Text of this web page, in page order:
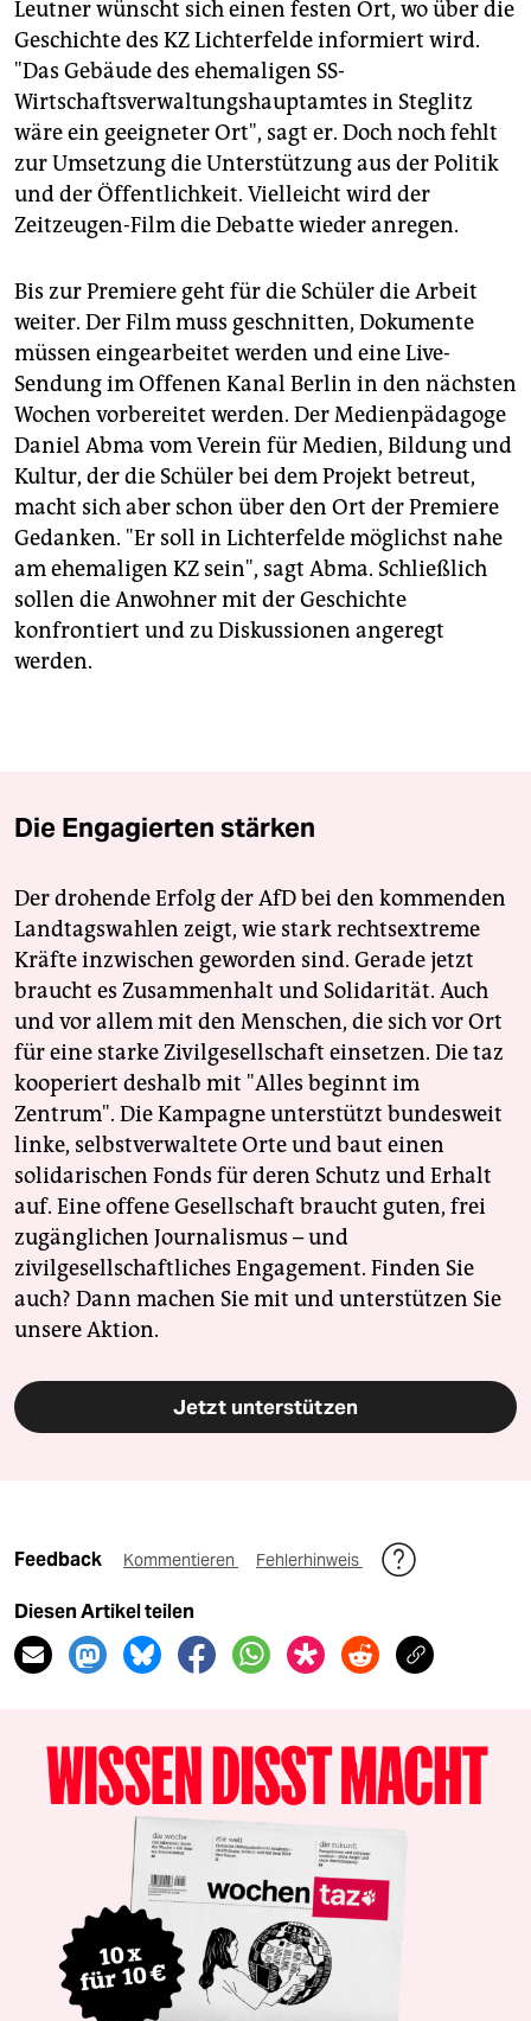
Leutner wünscht sich einen festen Ort, wo über die
Geschichte des KZ Lichterfelde informiert wird.
"Das Gebäude des ehemaligen SS-
Wirtschaftsverwaltungshauptamtes in Steglitz
wäre ein geeigneter Ort", sagt er. Doch noch fehlt
zur Umsetzung die Unterstützung aus der Politik
und der Öffentlichkeit. Vielleicht wird der
Zeitzeugen-Film die Debatte wieder anregen.
Bis zur Premiere geht für die Schüler die Arbeit
weiter. Der Film muss geschnitten, Dokumente
müssen eingearbeitet werden und eine Live-
Sendung im Offenen Kanal Berlin in den nächsten
Wochen vorbereitet werden. Der Medienpädagoge
Daniel Abma vom Verein für Medien, Bildung und
Kultur, der die Schüler bei dem Projekt betreut,
macht sich aber schon über den Ort der Premiere
Gedanken. "Er soll in Lichterfelde möglichst nahe
am ehemaligen KZ sein", sagt Abma. Schließlich
sollen die Anwohner mit der Geschichte
konfrontiert und zu Diskussionen angeregt
werden.
Die Engagierten stärken
Der drohende Erfolg der AfD bei den kommenden
Landtagswahlen zeigt, wie stark rechtsextreme
Kräfte inzwischen geworden sind. Gerade jetzt
braucht es Zusammenhalt und Solidarität. Auch
und vor allem mit den Menschen, die sich vor Ort
für eine starke Zivilgesellschaft einsetzen. Die taz
kooperiert deshalb mit "Alles beginnt im
Zentrum". Die Kampagne unterstützt bundesweit
linke, selbstverwaltete Orte und baut einen
solidarischen Fonds für deren Schutz und Erhalt
auf. Eine offene Gesellschaft braucht guten, frei
zugänglichen Journalismus – und
zivilgesellschaftliches Engagement. Finden Sie
auch? Dann machen Sie mit und unterstützen Sie
unsere Aktion.
Jetzt unterstützen
Feedback Kommentieren Fehlerhinweis
Diesen Artikel teilen